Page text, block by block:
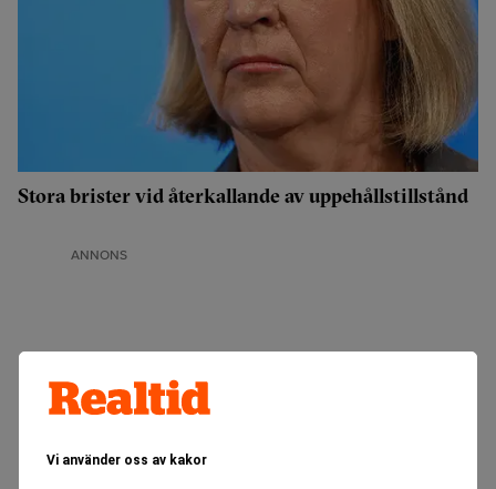
Vi använder oss av kakor
Stora brister vid återkallande av uppehållstillstånd
ANNONS